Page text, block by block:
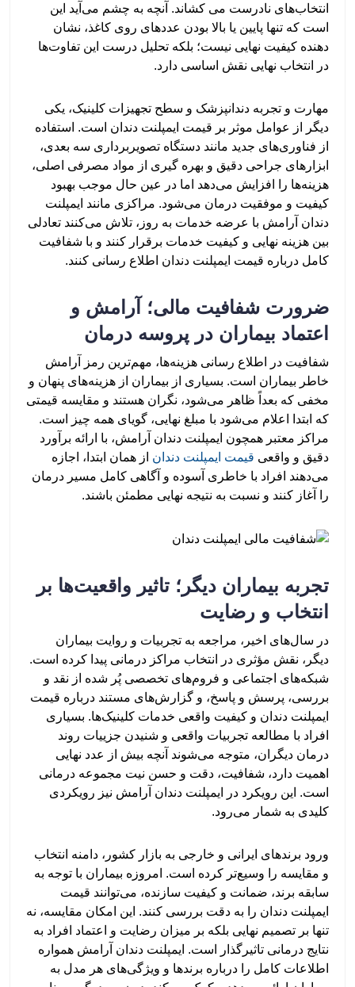
انتخاب‌های نادرست می کشاند. آنچه به چشم می‌آید این
است که تنها پایین یا بالا بودن عددهای روی کاغذ، نشان
دهنده کیفیت نهایی نیست؛ بلکه تحلیل درست این تفاوت‌ها
در انتخاب نهایی نقش اساسی دارد.
مهارت و تجربه دندانپزشک و سطح تجهیزات کلینیک، یکی
دیگر از عوامل موثر بر قیمت ایمپلنت دندان است. استفاده
از فناوری‌های جدید مانند دستگاه تصویربرداری سه بعدی،
ابزارهای جراحی دقیق و بهره گیری از مواد مصرفی اصلی،
هزینه‌ها را افزایش می‌دهد اما در عین حال موجب بهبود
کیفیت و موفقیت درمان می‌شود. مراکزی مانند ایمپلنت
دندان آرامش با عرضه خدمات به روز، تلاش می‌کنند تعادلی
بین هزینه نهایی و کیفیت خدمات برقرار کنند و با شفافیت
کامل درباره قیمت ایمپلنت دندان اطلاع رسانی کنند.
ضرورت شفافیت مالی؛ آرامش و
اعتماد بیماران در پروسه درمان
شفافیت در اطلاع رسانی هزینه‌ها، مهم‌ترین رمز آرامش
خاطر بیماران است. بسیاری از بیماران از هزینه‌های پنهان و
مخفی که بعداً ظاهر می‌شود، نگران هستند و مقایسه قیمتی
که ابتدا اعلام می‌شود با مبلغ نهایی، گویای همه چیز است.
مراکز معتبر همچون ایمپلنت دندان آرامش، با ارائه برآورد
دقیق و واقعی قیمت ایمپلنت دندان از همان ابتدا، اجازه
می‌دهند افراد با خاطری آسوده و آگاهی کامل مسیر درمان
را آغاز کنند و نسبت به نتیجه نهایی مطمئن باشند.
تجربه بیماران دیگر؛ تاثیر واقعیت‌ها بر
انتخاب و رضایت
در سال‌های اخیر، مراجعه به تجربیات و روایت بیماران
دیگر، نقش مؤثری در انتخاب مراکز درمانی پیدا کرده است.
شبکه‌های اجتماعی و فروم‌های تخصصی پُر شده از نقد و
بررسی، پرسش و پاسخ، و گزارش‌های مستند درباره قیمت
ایمپلنت دندان و کیفیت واقعی خدمات کلینیک‌ها. بسیاری
افراد با مطالعه تجربیات واقعی و شنیدن جزییات روند
درمان دیگران، متوجه می‌شوند آنچه بیش از عدد نهایی
اهمیت دارد، شفافیت، دقت و حسن نیت مجموعه درمانی
است. این رویکرد در ایمپلنت دندان آرامش نیز رویکردی
کلیدی به شمار می‌رود.
ورود برندهای ایرانی و خارجی به بازار کشور، دامنه انتخاب
و مقایسه را وسیع‌تر کرده است. امروزه بیماران با توجه به
سابقه برند، ضمانت و کیفیت سازنده، می‌توانند قیمت
ایمپلنت دندان را به دقت بررسی کنند. این امکان مقایسه، نه
تنها بر تصمیم نهایی بلکه بر میزان رضایت و اعتماد افراد به
نتایج درمانی تاثیرگذار است. ایمپلنت دندان آرامش همواره
اطلاعات کامل را درباره برندها و ویژگی‌های هر مدل به